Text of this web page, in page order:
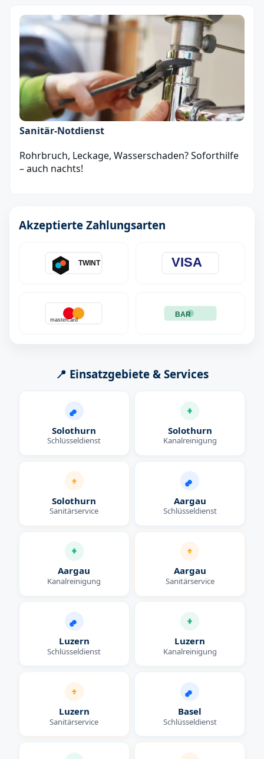
Sanitär‑Notdienst
Rohrbruch, Leckage, Wasserschaden? Soforthilfe
– auch nachts!
Akzeptierte Zahlungsarten
TWINT VISA
mastercard
BAR
📍 Einsatzgebiete & Services
Solothurn
Schlüsseldienst
Solothurn
Kanalreinigung
Solothurn
Sanitärservice
Aargau
Schlüsseldienst
Aargau
Kanalreinigung
Aargau
Sanitärservice
Luzern
Schlüsseldienst
Luzern
Kanalreinigung
Luzern
Sanitärservice
Basel
Schlüsseldienst